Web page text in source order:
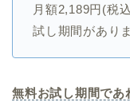
月額2,189円(税
試し期間があり
無料お試し期間であ